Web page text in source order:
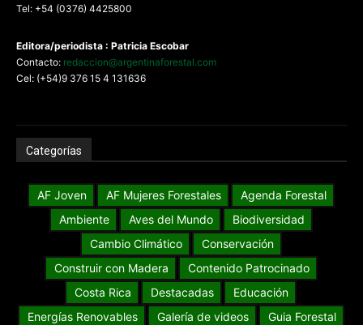
Tel: +54 (0376) 4425800
Editora/periodista : Patricia Escobar
Contacto: redaccion@argentinaforestal.com
Cel: (+54)9 376 15 4 131636
Categorías
AF Joven AF Mujeres Forestales
Agenda Forestal
Ambiente
Aves del Mundo
Biodiversidad
Cambio Climático
Conservación
Construir con Madera
Contenido Patrocinado
Costa Rica
Destacadas
Educación
Energías Renovables
Galería de videos
Guia Forestal